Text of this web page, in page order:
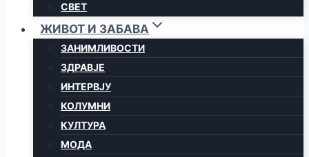
СВЕТ
ЖИВОТ И ЗАБАВА
ЗАНИМЛИВОСТИ
ЗДРАВЈЕ
ИНТЕРВЈУ
КОЛУМНИ
КУЛТУРА
МОДА